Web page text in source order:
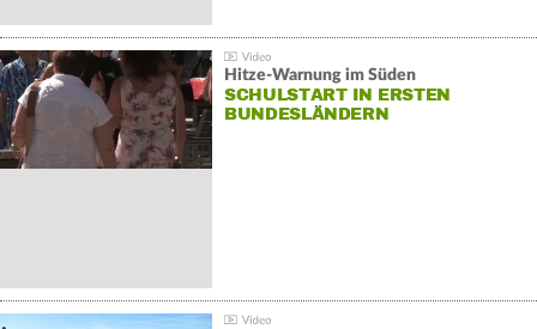
Hitze-Warnung im Süden
SCHULSTART IN ERSTEN
BUNDESLÄNDERN